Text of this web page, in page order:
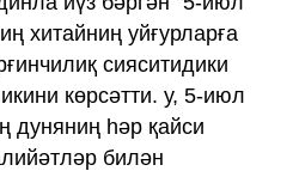
хитайниң уйғурларға
сияситидики
көрсәтти. у, 5-июл
дуняниң һәр қайси
билән